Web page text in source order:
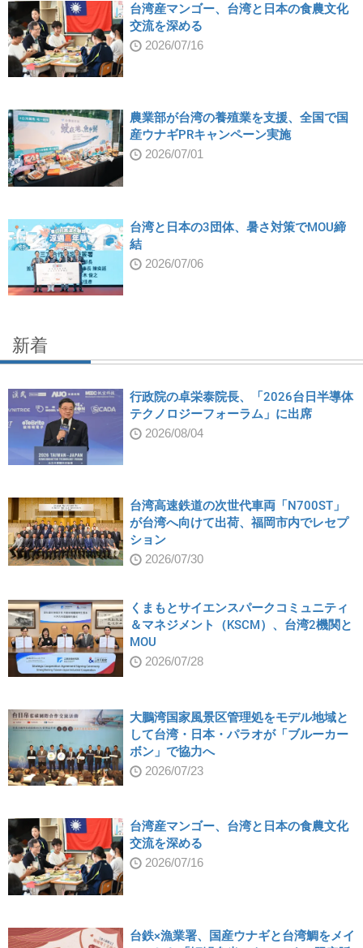
台湾産マンゴー、台湾と日本の食農文化
交流を深める
2026/07/16
農業部が台湾の養殖業を支援、全国で国
産ウナギPRキャンペーン実施
2026/07/01
台湾と日本の3団体、暑さ対策でMOU締
結
2026/07/06
新着
行政院の卓栄泰院長、「2026台日半導体
テクノロジーフォーラム」に出席
2026/08/04
台湾高速鉄道の次世代車両「N700ST」
が台湾へ向けて出荷、福岡市内でレセプ
ション
2026/07/30
くまもとサイエンスパークコミュニティ
＆マネジメント（KSCM）、台湾2機関と
MOU
2026/07/28
大鵬湾国家風景区管理処をモデル地域と
して台湾・日本・パラオが「ブルーカー
ボン」で協力へ
2026/07/23
台湾産マンゴー、台湾と日本の食農文化
交流を深める
2026/07/16
台鉄×漁業署、国産ウナギと台湾鯛をメイ